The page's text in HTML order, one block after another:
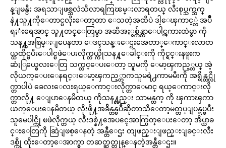
န္ျမန္ပီး အရသာျဖစ္သလဲသိလာရကြၽမ္းလာရတယ္ လီးစုပ္သက္သက္
နဲ႔သူ႔ကိုေတာင္မလိုးေတာ့တာ ေသတဲ့အထိပဲ ဒါ့ေၾကာင့္လဲ အပ်ိဳ
ရႈံးရေအာင္ သူ႔တင္ေတြမွာ အဆီအႏွစ္က်န္တာေပါင္ၾကားထဲမွာ ကို
သန႔္ကအစြမ္းျပေနတာ ေဒၚသန္းေဌးအေတာ္ေကာင္းလာတ
ယ္ထထိုင္ၿပီးေပါင္ၿဖဲေပးလိုက္တယ္ကိုသန႔္ေခါင္းကို ကိုင္ရင္းနဖူးက
ဆံႏြယ္စေလးေတြ သက္တင္ေပးေတာ့ သူမကို ေမာ့ၾကည့္တယ္ အဲ့
လိုယက္ေပးေနရင္းေမာ့ၾကည့္တာကသူမရဲ႕ကာမမီးကို အရွိန္တင္လို
က္တာပါပဲ ခေလးေလးရယ္ေကာင္းလိုက္တာေမာင္ ရယ္ေကာင္းလို
က္တာလို႔ ေျပာေနမိတယ္ ကိုသန႔္လည္း သာမန္ထက္ ကို ၾကာၾကာ
ယက္ေပးေနမိတယ္ လိုးဖို႔အခ်ိန္တန္ၿပီဆိုတာသိေတာ့မတ္တပ္ျပန္ရပ္ၿပီး
သူမေပါင္ကို ၿဖဲလိုက္တယ္ လီးဒစ္နဲ႔အေပၚေအာက္ပြတ္ေပးေတာ့ အိပ္ယာခ
င္းေတြကို ဆြဲျဖစ္ေနတဲ့ အန္တီေဌး တျဖည္းျဖည္းျခင္းလီး
ဒစ္ကို ထိုးေတာ့ေအာက္မွာ တဆတ္ဆတ္တုန္ေနတဲ့အန္တီေဌး။